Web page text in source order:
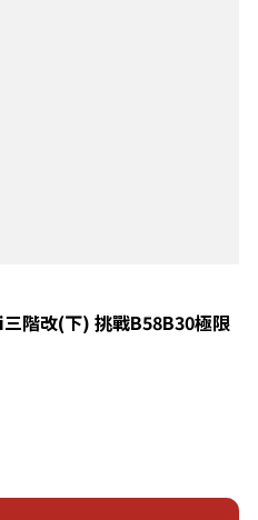
三階改(下) 挑戰B58B30極限